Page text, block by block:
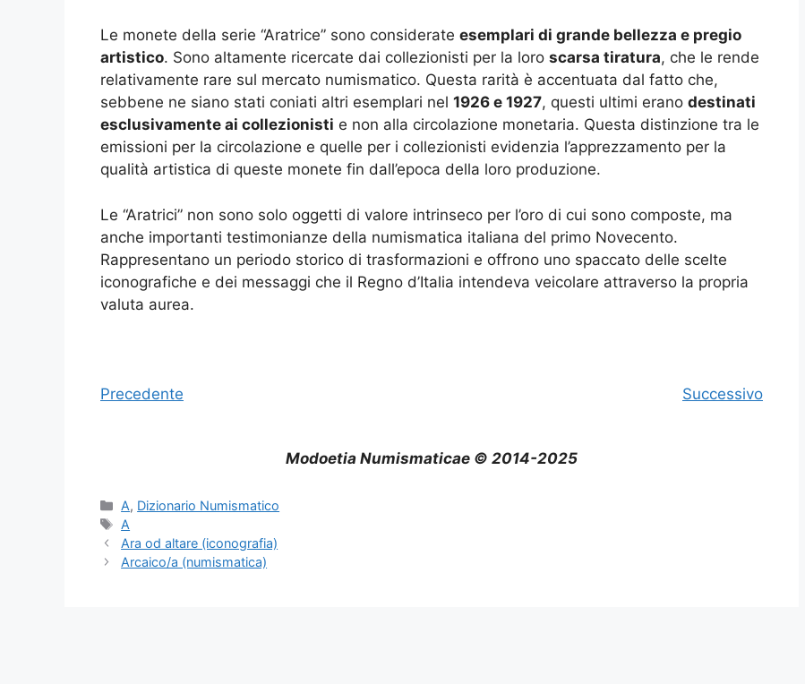
Le monete della serie “Aratrice” sono considerate esemplari di grande bellezza e pregio
artistico. Sono altamente ricercate dai collezionisti per la loro scarsa tiratura, che le rende
relativamente rare sul mercato numismatico. Questa rarità è accentuata dal fatto che,
sebbene ne siano stati coniati altri esemplari nel 1926 e 1927, questi ultimi erano destinati
esclusivamente ai collezionisti e non alla circolazione monetaria. Questa distinzione tra le
emissioni per la circolazione e quelle per i collezionisti evidenzia l’apprezzamento per la
qualità artistica di queste monete fin dall’epoca della loro produzione.
Le “Aratrici” non sono solo oggetti di valore intrinseco per l’oro di cui sono composte, ma
anche importanti testimonianze della numismatica italiana del primo Novecento.
Rappresentano un periodo storico di trasformazioni e offrono uno spaccato delle scelte
iconografiche e dei messaggi che il Regno d’Italia intendeva veicolare attraverso la propria
valuta aurea.
Precedente Successivo
Modoetia Numismaticae © 2014-2025
Categorie
A, Dizionario Numismatico
Tag
A
Ara od altare (iconografia)
Arcaico/a (numismatica)